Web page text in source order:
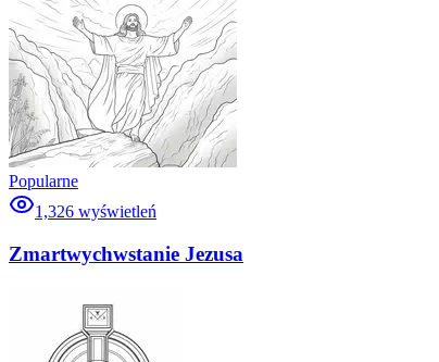
Popularne
1,326 wyświetleń
Zmartwychwstanie Jezusa